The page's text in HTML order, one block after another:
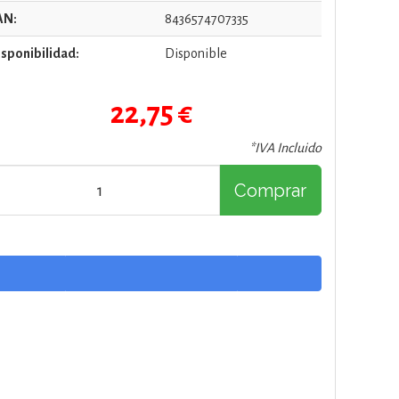
8436574707335
Disponible
22,75 €
*IVA Incluido
Comprar